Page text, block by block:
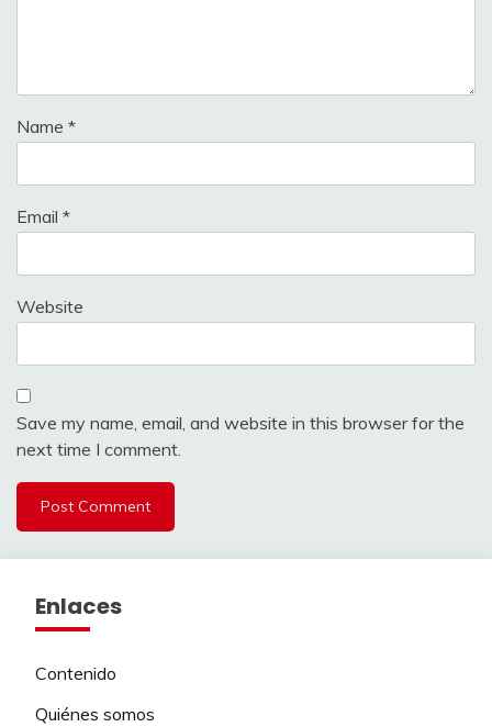
Name *
Email *
Website
Save my name, email, and website in this browser for the
next time I comment.
Enlaces
Contenido
Quiénes somos